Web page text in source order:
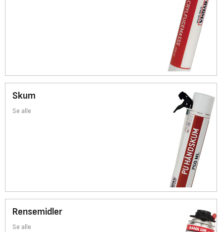
Skum
Se alle
Rensemidler
Se alle